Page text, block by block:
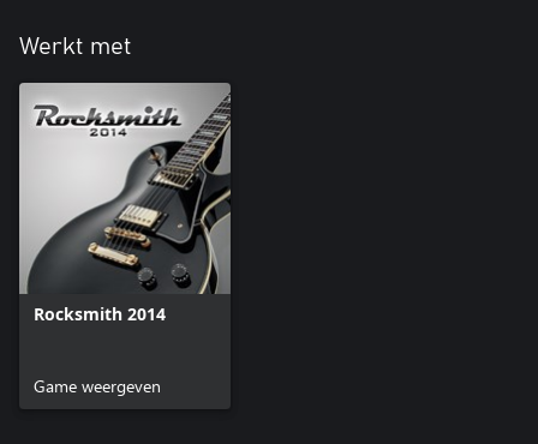
Werkt met
Rocksmith 2014
Game weergeven